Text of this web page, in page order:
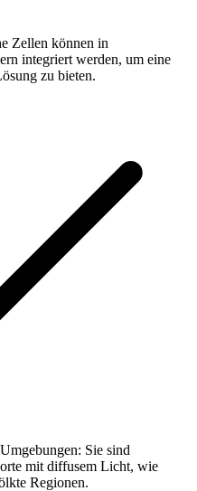
Zellen können in
integriert werden, um eine
zu bieten.
Sie sind
mit diffusem Licht, wie
Regionen.